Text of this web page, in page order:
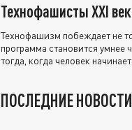
Технофашисты XXI
Технофашизм побеждает не
программа становится умнее
тогда, когда человек
ПОСЛЕДНИЕ НОВОСТИ